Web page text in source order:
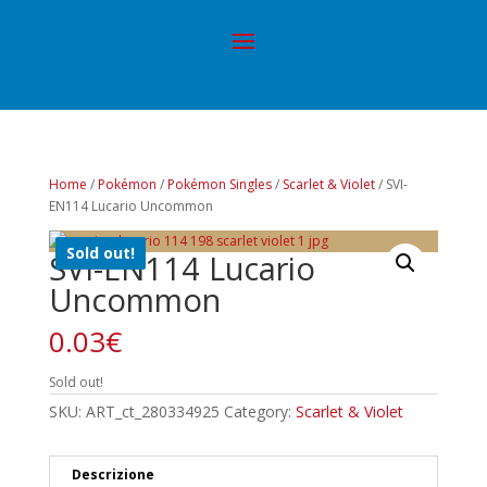
Home / Pokémon / Pokémon Singles/ Scarlet & Violet/ SVI-
EN114 Lucario Uncommon
Sold out!
SVI-EN114 Lucario
Uncommon
0.03€
Sold out!
SKU: ART_ct_280334925 Category: Scarlet & Violet
Descrizione